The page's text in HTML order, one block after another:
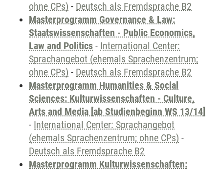
ohne CPs) - Deutsch als Fremdsprache B2
Masterprogramm Governance & Law:
Staatswissenschaften - Public Economics,
Law and Politics - International Center:
Sprachangebot (ehemals Sprachenzentrum;
ohne CPs) - Deutsch als Fremdsprache B2
Masterprogramm Humanities & Social
Sciences: Kulturwissenschaften - Culture,
Arts and Media [ab Studienbeginn WS 13/14]
- International Center: Sprachangebot
(ehemals Sprachenzentrum; ohne CPs) -
Deutsch als Fremdsprache B2
Masterprogramm Kulturwissenschaften: